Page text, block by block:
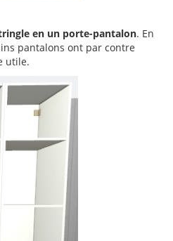
en un porte-pantalon. En
pantalons ont par contre
utile.